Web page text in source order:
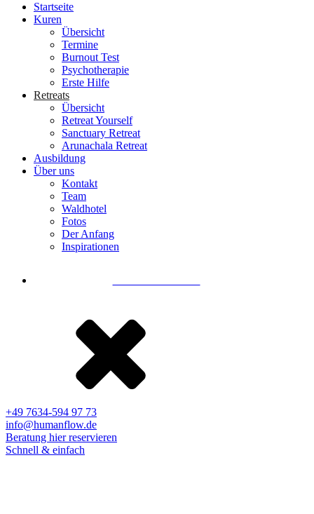
Startseite
Kuren
Übersicht
Termine
Burnout Test
Psychotherapie
Erste Hilfe
Retreats
Übersicht
Retreat Yourself
Sanctuary Retreat
Arunachala Retreat
Ausbildung
Über uns
Kontakt
Team
Waldhotel
Fotos
Der Anfang
Inspirationen
+49 7634-594 97 73
info@humanflow.de
Beratung hier reservieren
Schnell & einfach